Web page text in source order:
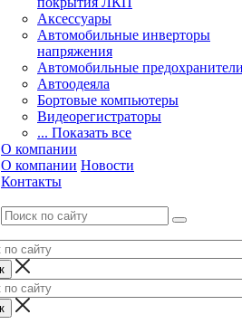
Аксессуары
Автомобильные инверторы
напряжения
Автомобильные
Автоодеяла
Бортовые компьютеры
Видеорегистраторы
... Показать все
О компании
О компании Новости
Контакты